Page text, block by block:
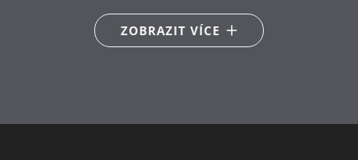
6x lžíce, 6x vidlička, 6x nůž, 6x
lžička, 6x dezertní vidlička
ZOBRAZIT VÍCE